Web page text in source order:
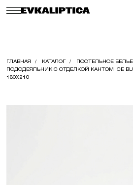
ГЛАВНАЯ КАТАЛОГ ПОСТЕЛЬНОЕ БЕЛЬЕ
ПОДОДЕЯЛЬНИК С ОТДЕЛКОЙ КАНТОМ ICE
180X210